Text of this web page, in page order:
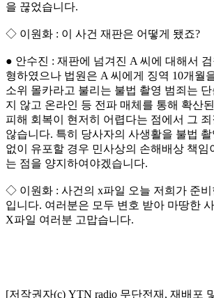
을 끊었습니다.
◇ 이원화 : 이 사건 재판은 어떻게 됐죠?
● 안수진 : 재판에 넘겨진 A 씨에 대해서
형하였으나 법원은 A 씨에게 징역 10개월
소위 몰카라고 불리는 불법 촬영 범죄는
지 않고 온라인 등 전파 매체를 통해 확산
피해 회복이 현저히 어렵다는 점에서 그 죄
않습니다. 특히 당사자의 사생활을 불법
없이 유포할 경우 민사상의 손해배상 책임
는 점을 양지하여야겠습니다.
◇ 이원화 : 사건의 x파일 오늘 저희가 준비
입니다. 여러분은 모두 변호 받아 마땅한
X파일 여러분 고맙습니다.
[저작권자(c) YTN radio 무단전재, 재배포